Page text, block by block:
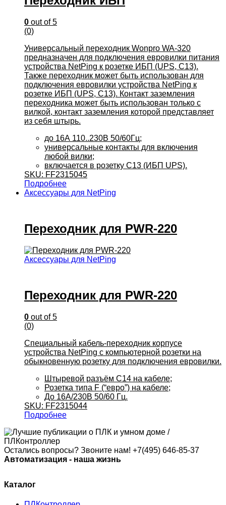
0 out of 5
(0)
Универсальный переходник Wonpro WA-320
предназначен для подключения евровилки питания
устройства NetPing к розетке ИБП (UPS, C13).
Также переходник может быть использован для
подключения евровилки устройства NetPing к
розетке ИБП (UPS, C13). Контакт заземления
переходника может быть использован только с
вилкой, контакт заземления которой представляет
из себя штырь.
до 16А 110..230В 50/60Гц;
универсальные контакты для включения
любой вилки;
включается в розетку С13 (ИБП UPS).
SKU: FF2315045
Подробнее
Аксессуары для NetPing
Переходник для PWR-220
Аксессуары для NetPing
Переходник для PWR-220
0 out of 5
(0)
Специальный кабель-переходник корпусе
устройства NetPing с компьютерной розетки на
обыкновенную розетку для подключения евровилки.
Штыревой разъём С14 на кабеле;
Розетка типа F (“евро”) на кабеле;
До 16А/230В 50/60 Гц.
SKU: FF2315044
Подробнее
Остались вопросы? Звоните нам! +7(495) 646-85-37
Автоматизация - наша жизнь
Каталог